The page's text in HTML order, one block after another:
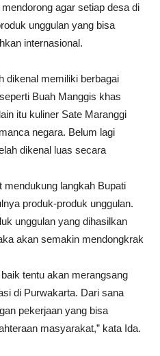
agar setiap desa di
unggulan yang bisa
internasional.
dikenal memiliki berbagai
Buah Manggis khas
itu kuliner Sate Maranggi
negara. Belum lagi
dikenal luas secara
langkah Bupati
produk-produk unggulan.
unggulan yang dihasilkan
akan semakin mendongkrak
tentu akan merangsang
di Purwakarta. Dari sana
pekerjaan yang bisa
masyarakat,” kata Ida.